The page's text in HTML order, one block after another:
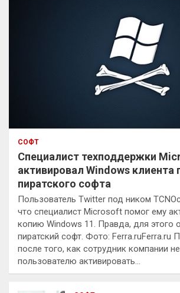
СОФТ
Специалист техподдержки
активировал Windows
пиратского софта
Пользователь Twitter под ником
что специалист Microsoft помог ему
копию Windows 11. Правда, для этого
пиратский софт. Фото: Ferra.ruFerra.ru
после того, как сотрудник компании
пользователю активировать…